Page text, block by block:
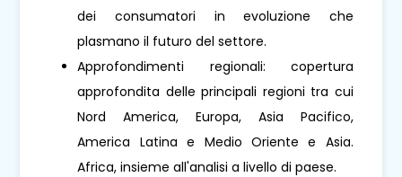
dei consumatori in evoluzione che
plasmano il futuro del settore.
Approfondimenti regionali: copertura
approfondita delle principali regioni tra cui
Nord America, Europa, Asia Pacifico,
America Latina e Medio Oriente e Asia.
Africa, insieme all'analisi a livello di paese.